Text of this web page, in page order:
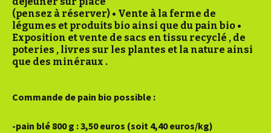
(pensez à réserver) • Vente à la ferme de
légumes et produits bio ainsi que du pain bio •
Exposition et vente de sacs en tissu recyclé , de
poteries , livres sur les plantes et la nature ainsi
que des minéraux .
Commande de pain bio possible :
-pain blé 800 g : 3,50 euros (soit 4,40 euros/kg)